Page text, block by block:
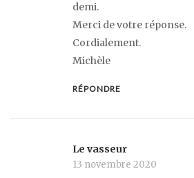
demi.
Merci de votre réponse.
Cordialement.
Michèle
RÉPONDRE
Le vasseur
13 novembre 2020